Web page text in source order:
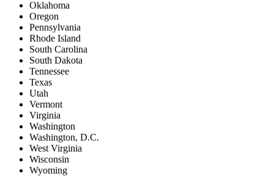
Oklahoma
Oregon
Pennsylvania
Rhode Island
South Carolina
South Dakota
Tennessee
Texas
Utah
Vermont
Virginia
Washington
Washington, D.C.
West Virginia
Wisconsin
Wyoming